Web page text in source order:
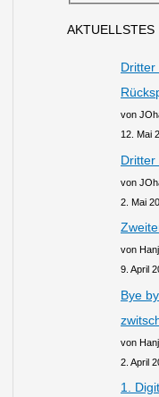
AKTUELLSTES
Dritter
von
12. Mai
Dritter
von
2. Mai
von
9. April
Bye
von
2. April
1.